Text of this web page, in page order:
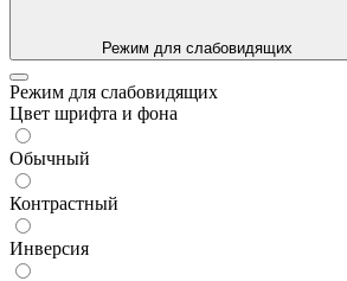
Режим для слабовидящих
Режим для слабовидящих
Цвет шрифта и фона
Обычный
Контрастный
Инверсия